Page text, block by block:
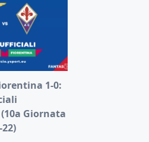
1-0:
Giornata